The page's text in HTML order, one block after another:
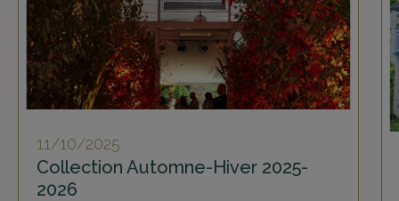
11/10/2025
Collection Automne-Hiver 2025-
2026